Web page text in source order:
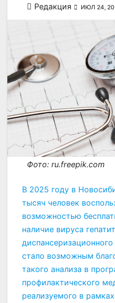
Редакция ИЮЛ 24,
Фото: ru.freepik.com
В 2025 году в
тысяч человек
возможностью
наличие вируса
стало возможным
такого анализа в
профилактического
реализуемого в